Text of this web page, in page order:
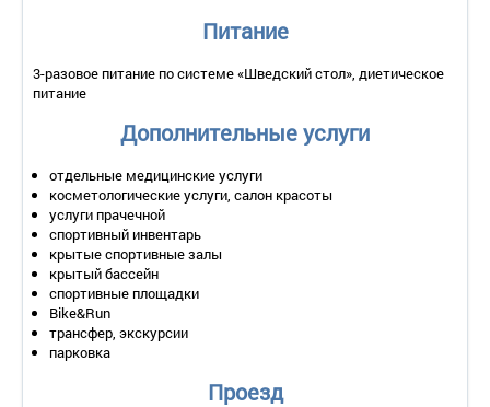
• Мебель – одна 2-спальная кровать, прикроватные тумбочки,
столик.
• Оборудование – ЖК-телевизор, кондиционер, мини-
• Покрытие пола – ламинат.
• 2 санузла – душ, фен, комплект полотенец.
- уборка номера – ежедневно;
- смена белья – 1 раз в 7 дней;
- смена полотенец – 1 раз в 3 дня.
2-местный 2-комнатный номер «Апартаменты»
• Количество основных мест – 2.
• Дополнительное место – 2 (диван).
• Площадь – 50 кв.м.
• Балкон – да.
• Мебель – одна 2-спальная кровать или две 1-спальные
кровати, прикроватные тумбочки, шкаф, туалетный столик,
Питание
3-разовое питание по системе «Шведский стол», диетическое
питание
Дополнительные услуги
отдельные медицинские услуги
косметологические услуги, салон красоты
услуги прачечной
спортивный инвентарь
крытые спортивные залы
крытый бассейн
спортивные площадки
Bike&Run
трансфер, экскурсии
парковка
Проезд